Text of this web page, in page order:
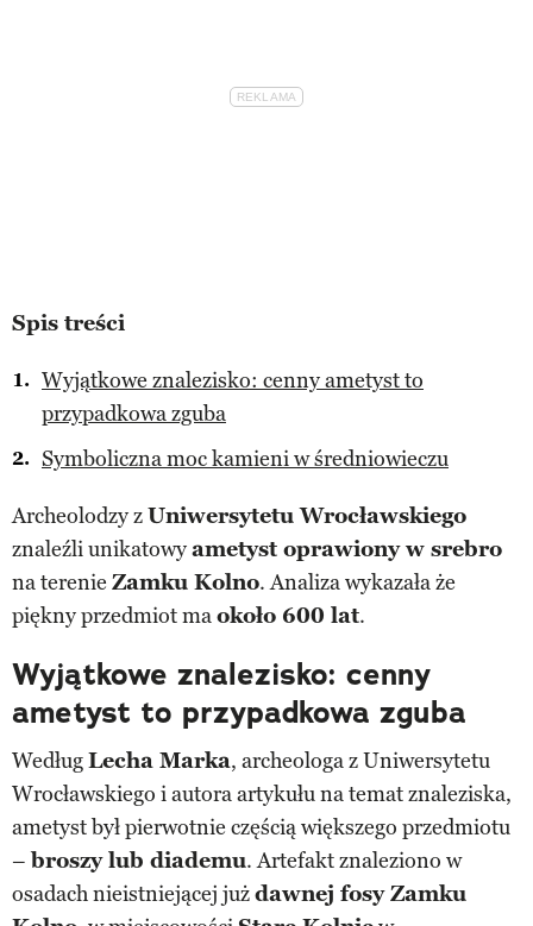
Spis treści
Wyjątkowe znalezisko: cenny ametyst to
przypadkowa zguba
Symboliczna moc kamieni w średniowieczu
Archeolodzy zUniwersytetu Wrocławskiego
znaleźli unikatowyametyst oprawiony w srebro
na terenie Zamku Kolno. Analiza wykazała że
piękny przedmiot maokoło 600 lat.
Wyjątkowe znalezisko: cenny
ametyst to przypadkowa zguba
WedługLecha Marka, archeologa z Uniwersytetu
Wrocławskiego i autora artykułu na temat znaleziska,
ametyst był pierwotnie częścią większego przedmiotu
–broszy lub diademu. Artefakt znaleziono w
osadach nieistniejącej jużdawnej fosy Zamku